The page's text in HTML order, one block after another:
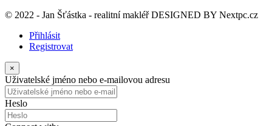
© 2022 - Jan Šťástka - realitní makléř DESIGNED BY Nextpc.cz
Přihlásit
Registrovat
×
Uživatelské jméno nebo e-mailovou adresu
Heslo